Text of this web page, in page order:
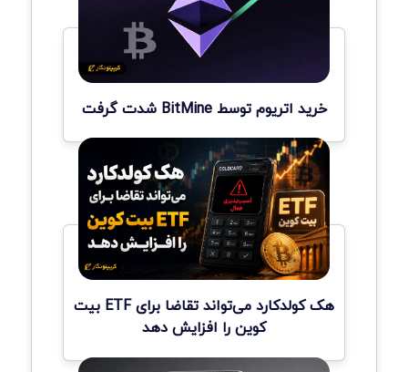
خرید اتریوم توسط BitMine شدت گرفت
هک کولدکارد می‌تواند تقاضا برای ETF بیت
کوین را افزایش دهد